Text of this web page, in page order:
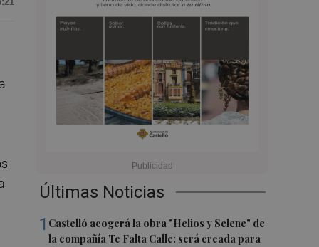
Últimas Noticias
1 Castelló acogerá la obra "Helios y Selene" de
la compañía Te Falta Calle: será creada para